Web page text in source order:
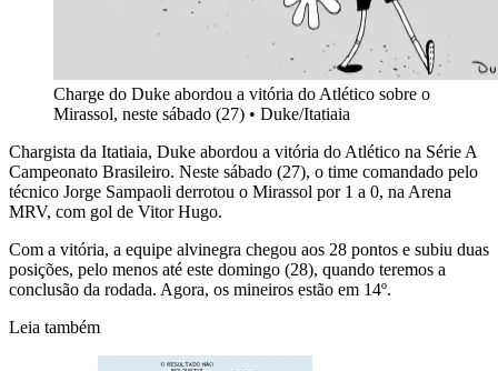
Charge do Duke abordou a vitória do Atlético sobre o
Mirassol, neste sábado (27) • Duke/Itatiaia
Chargista da Itatiaia, Duke abordou a vitória do Atlético na Série A
Campeonato Brasileiro. Neste sábado (27), o time comandado pelo
técnico Jorge Sampaoli derrotou o Mirassol por 1 a 0, na Arena
MRV, com gol de Vitor Hugo.
Com a vitória, a equipe alvinegra chegou aos 28 pontos e subiu duas
posições, pelo menos até este domingo (28), quando teremos a
conclusão da rodada. Agora, os mineiros estão em 14º.
Leia também